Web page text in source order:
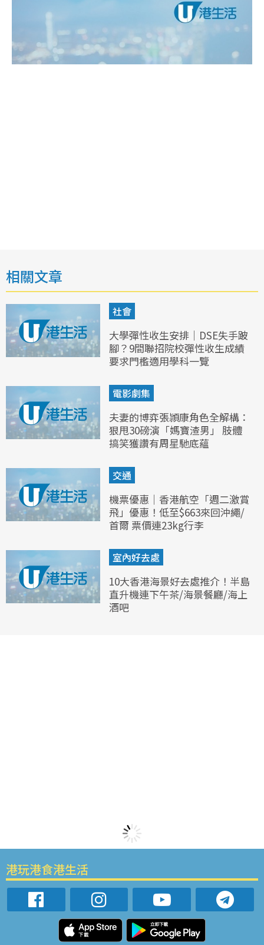
相關文章
社會
大學彈性收生安排｜DSE失手跛
腳？9間聯招院校彈性收生成績
要求門檻適用學科一覽
電影劇集
夫妻的博弈張頴康角色全解構：
狠甩30磅演「媽寶渣男」 肢體
搞笑獲讚有周星馳底蘊
交通
機票優惠｜香港航空「週二激賞
飛」優惠！低至$663來回沖繩/
首爾 票價連23kg行李
室內好去處
10大香港海景好去處推介！半島
直升機連下午茶/海景餐廳/海上
酒吧
港玩港食港生活